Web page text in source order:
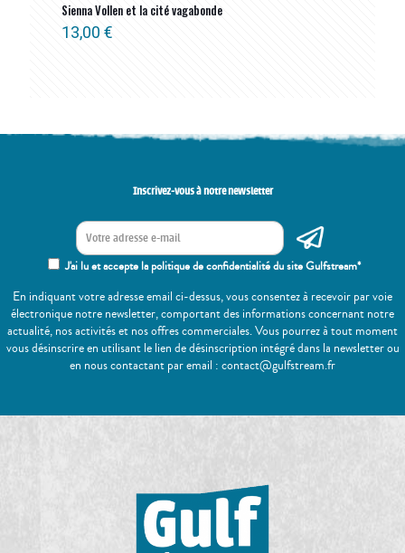
Sienna Vollen et la cité vagabonde
13,00 €
Inscrivez-vous à notre newsletter
J'ai lu et accepte la politique de confidentialité du site Gulfstream*
En indiquant votre adresse email ci-dessus, vous consentez à recevoir par voie
électronique notre newsletter, comportant des informations concernant notre
actualité, nos activités et nos offres commerciales. Vous pourrez à tout moment
vous désinscrire en utilisant le lien de désinscription intégré dans la newsletter ou
en nous contactant par email : contact@gulfstream.fr